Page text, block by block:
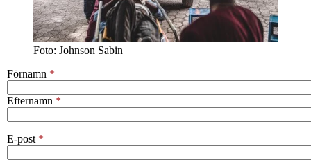
Foto: Johnson Sabin
Förnamn
Efternamn
E-post